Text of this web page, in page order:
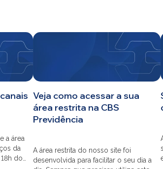
a área
da
do
Veja como acessar a sua
área restrita na CBS
Previdência
A área restrita do nosso site foi
desenvolvida para facilitar o seu dia a